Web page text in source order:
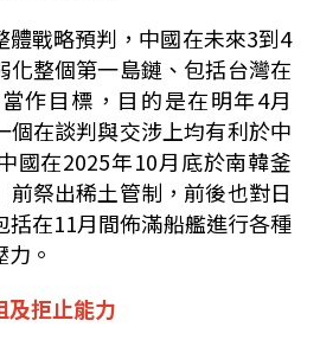
體戰略預判，中國在未來3到4
化整個第一島鏈、包括台灣在
作目標，目的是在明年4月
個在談判與交涉上均有利於中
國在2025年10月底於南韓釜
前祭出稀土管制，前後也對日
括在11月間佈滿船艦進行各種
。
及拒止能力